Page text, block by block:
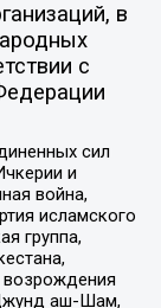
в
с
сил
и
война,
исламского
группа,
аш-Шам,